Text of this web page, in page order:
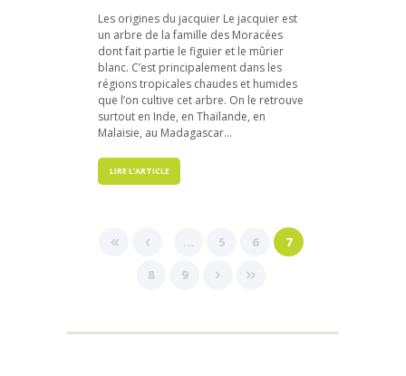
Les origines du jacquier Le jacquier est
un arbre de la famille des Moracées
dont fait partie le figuier et le mûrier
blanc. C’est principalement dans les
régions tropicales chaudes et humides
que l’on cultive cet arbre. On le retrouve
surtout en Inde, en Thaïlande, en
Malaisie, au Madagascar...
LIRE L'ARTICLE
… 5 6 7
8 9